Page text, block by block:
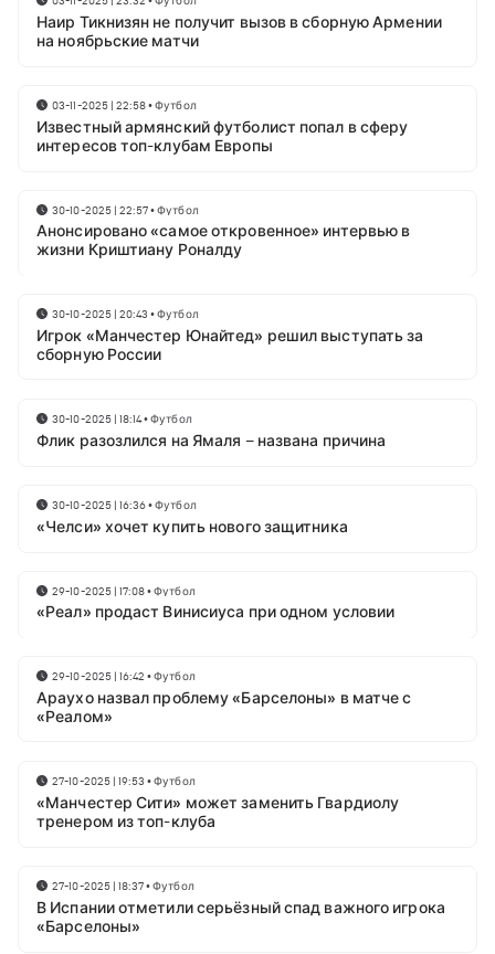
Наир Тикнизян не получит вызов в сборную Армении
на ноябрьские матчи
03-11-2025 | 22:58•Футбол
Известный армянский футболист попал в сферу
интересов топ-клубам Европы
30-10-2025 | 22:57•Футбол
Анонсировано «самое откровенное» интервью в
жизни Криштиану Роналду
30-10-2025 | 20:43 •Футбол
Игрок «Манчестер Юнайтед» решил выступать за
сборную России
30-10-2025 | 18:14•Футбол
Флик разозлился на Ямаля – названа причина
30-10-2025 | 16:36•Футбол
«Челси» хочет купить нового защитника
29-10-2025 | 17:08•Футбол
«Реал» продаст Винисиуса при одном условии
29-10-2025 | 16:42 •Футбол
Араухо назвал проблему «Барселоны» в матче с
«Реалом»
27-10-2025 | 19:53 •Футбол
«Манчестер Сити» может заменить Гвардиолу
тренером из топ-клуба
27-10-2025 | 18:37•Футбол
В Испании отметили серьёзный спад важного игрока
«Барселоны»